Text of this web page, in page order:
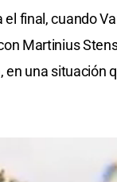
final, cuando
Martinius
una situación